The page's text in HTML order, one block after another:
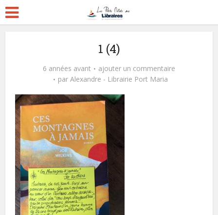
1 (4)
6 années avant
ajouter un commentaire
par Alexandre - Librairie Port Maria